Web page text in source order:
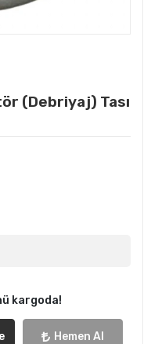
(Debriyaj) Tası
kargoda!
Hemen Al